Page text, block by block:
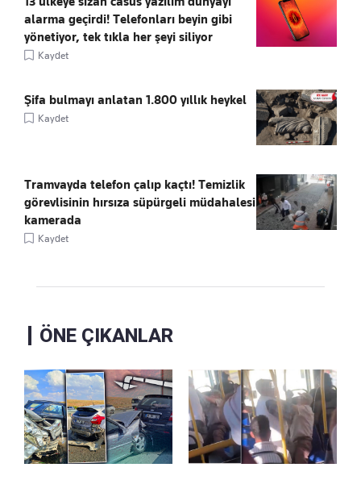
alarma geçirdi! Telefonları beyin gibi
yönetiyor, tek tıkla her şeyi siliyor
Kaydet
Şifa bulmayı anlatan 1.800 yıllık heykel
Kaydet
Tramvayda telefon çalıp kaçtı! Temizlik
görevlisinin hırsıza süpürgeli müdahalesi
kamerada
Kaydet
ÖNE ÇIKANLAR